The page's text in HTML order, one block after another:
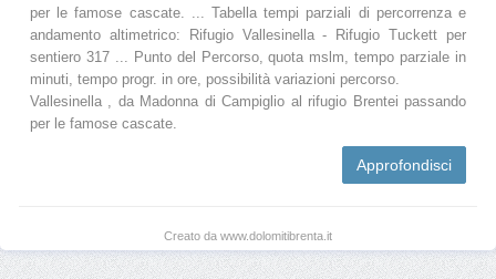
per le famose cascate. ... Tabella tempi parziali di percorrenza e
andamento altimetrico: Rifugio Vallesinella - Rifugio Tuckett per
sentiero 317 ... Punto del Percorso, quota mslm, tempo parziale in
minuti, tempo progr. in ore, possibilità variazioni percorso.
Vallesinella , da Madonna di Campiglio al rifugio Brentei passando
per le famose cascate.
Approfondisci
Creato da www.dolomitibrenta.it